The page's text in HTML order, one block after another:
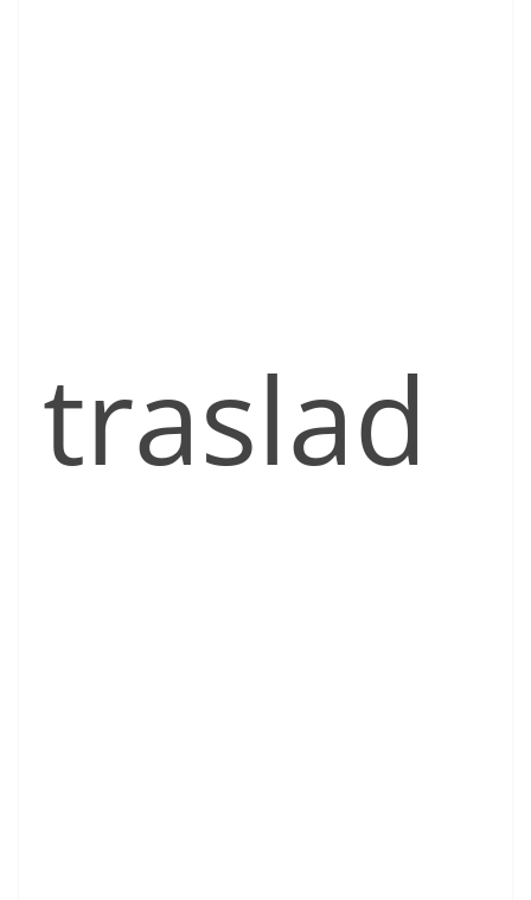
traslad